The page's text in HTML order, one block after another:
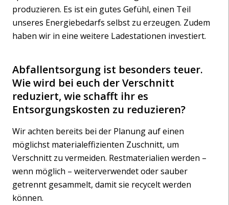
produzieren. Es ist ein gutes Gefühl, einen Teil
unseres Energiebedarfs selbst zu erzeugen. Zudem
haben wir in eine weitere Ladestationen investiert.
Abfallentsorgung ist besonders teuer.
Wie wird bei euch der Verschnitt
reduziert, wie schafft ihr es
Entsorgungskosten zu reduzieren?
Wir achten bereits bei der Planung auf einen
möglichst materialeffizienten Zuschnitt, um
Verschnitt zu vermeiden. Restmaterialien werden –
wenn möglich – weiterverwendet oder sauber
getrennt gesammelt, damit sie recycelt werden
können.